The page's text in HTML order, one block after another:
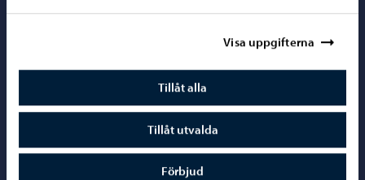
Visa uppgifterna
Tillåt alla
Tillåt utvalda
Förbjud
Telefonrådgivning: 020 692 250
Elektroniska tjänster (ePorvoo)
Kartor och lägesinformation
Mediaportal